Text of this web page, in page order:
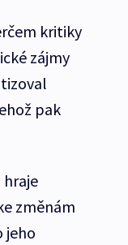
kritiky
zájmy
pak
hraje
změnám
jeho